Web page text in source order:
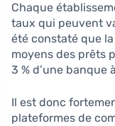
Chaque
taux qui peuvent
été constaté que
moyens des prêts
3 % d’une banque
Il est donc
plateformes de